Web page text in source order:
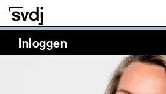
Naar hoofdinhoud
Inloggen
NaN%